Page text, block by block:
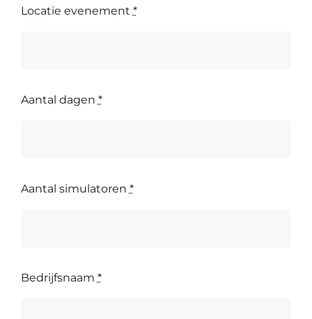
Locatie evenement *
Aantal dagen *
Aantal simulatoren *
Bedrijfsnaam *